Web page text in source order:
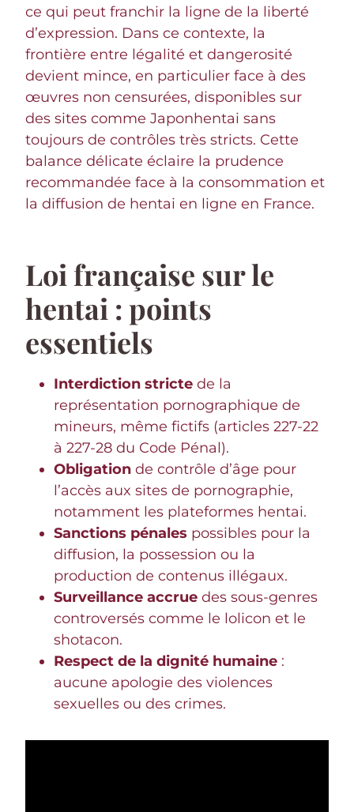
ce qui peut franchir la ligne de la liberté
d’expression. Dans ce contexte, la
frontière entre légalité et dangerosité
devient mince, en particulier face à des
œuvres non censurées, disponibles sur
des sites comme Japonhentai sans
toujours de contrôles très stricts. Cette
balance délicate éclaire la prudence
recommandée face à la consommation et
la diffusion de hentai en ligne en France.
Loi française sur le
hentai : points
essentiels
Interdiction stricte de la
représentation pornographique de
mineurs, même fictifs (articles 227-22
à 227-28 du Code Pénal).
Obligation de contrôle d’âge pour
l’accès aux sites de pornographie,
notamment les plateformes hentai.
Sanctions pénales possibles pour la
diffusion, la possession ou la
production de contenus illégaux.
Surveillance accrue des sous-genres
controversés comme le lolicon et le
shotacon.
Respect de la dignité humaine :
aucune apologie des violences
sexuelles ou des crimes.